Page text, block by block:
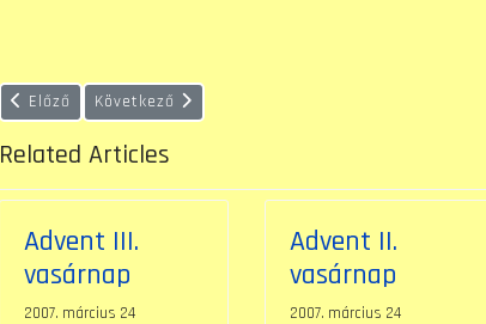
Előző cikk: Jézus Szent Szíve
Előző Következő cikk: Szentháromság vasárnapja (B. év)
Következő
Related Articles
Advent III.
vasárnap
2007. március 24
Advent II.
vasárnap
2007. március 24